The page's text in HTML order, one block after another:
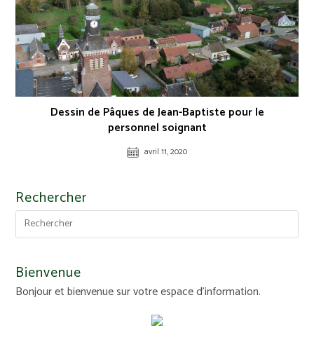
Dessin de Pâques de Jean-Baptiste pour le
personnel soignant
avril 11, 2020
Rechercher
Bienvenue
Bonjour et bienvenue sur votre espace d'information.